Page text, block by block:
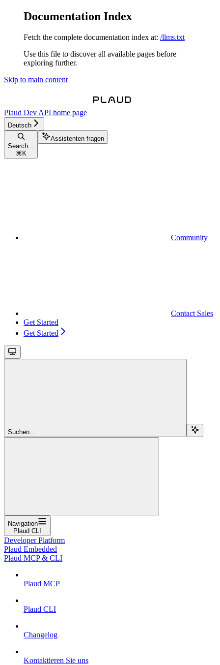
Documentation Index
Fetch the complete documentation index at: /llms.txt
Use this file to discover all available pages before
exploring further.
Skip to main content
Plaud Dev API home page
Deutsch
Search...
⌘ K
Assistenten fragen
Community
Contact Sales
Get Started
Get Started
Suchen...
Navigation
Plaud CLI
Developer Platform
Plaud Embedded
Plaud MCP & CLI
Plaud MCP
Plaud CLI
Changelog
Kontaktieren Sie uns